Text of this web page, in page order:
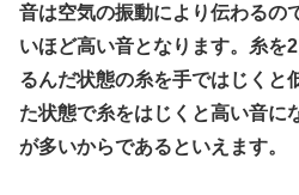
音は空気の振動により伝わるの
いほど高い音となります。糸を
るんだ状態の糸を手ではじくと
た状態で糸をはじくと高い音に
が多いからであるといえます。